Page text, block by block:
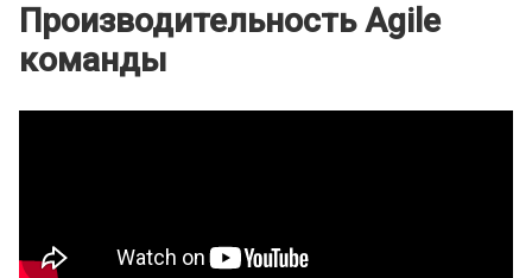
Производительность Agile
команды